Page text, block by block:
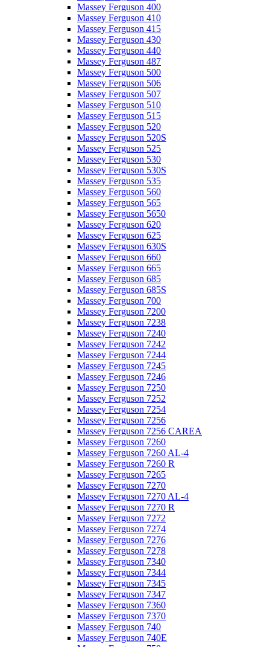
Massey Ferguson 400
Massey Ferguson 410
Massey Ferguson 415
Massey Ferguson 430
Massey Ferguson 440
Massey Ferguson 487
Massey Ferguson 500
Massey Ferguson 506
Massey Ferguson 507
Massey Ferguson 510
Massey Ferguson 515
Massey Ferguson 520
Massey Ferguson 520S
Massey Ferguson 525
Massey Ferguson 530
Massey Ferguson 530S
Massey Ferguson 535
Massey Ferguson 560
Massey Ferguson 565
Massey Ferguson 5650
Massey Ferguson 620
Massey Ferguson 625
Massey Ferguson 630S
Massey Ferguson 660
Massey Ferguson 665
Massey Ferguson 685
Massey Ferguson 685S
Massey Ferguson 700
Massey Ferguson 7200
Massey Ferguson 7238
Massey Ferguson 7240
Massey Ferguson 7242
Massey Ferguson 7244
Massey Ferguson 7245
Massey Ferguson 7246
Massey Ferguson 7250
Massey Ferguson 7252
Massey Ferguson 7254
Massey Ferguson 7256
Massey Ferguson 7256 CAREA
Massey Ferguson 7260
Massey Ferguson 7260 AL-4
Massey Ferguson 7260 R
Massey Ferguson 7265
Massey Ferguson 7270
Massey Ferguson 7270 AL-4
Massey Ferguson 7270 R
Massey Ferguson 7272
Massey Ferguson 7274
Massey Ferguson 7276
Massey Ferguson 7278
Massey Ferguson 7340
Massey Ferguson 7344
Massey Ferguson 7345
Massey Ferguson 7347
Massey Ferguson 7360
Massey Ferguson 7370
Massey Ferguson 740
Massey Ferguson 740E